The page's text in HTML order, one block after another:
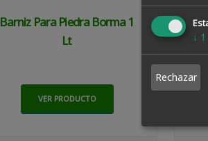
Barniz Para Piedra Borma 1
Lt
VER PRODUCTO
↓ 1
Rechazar